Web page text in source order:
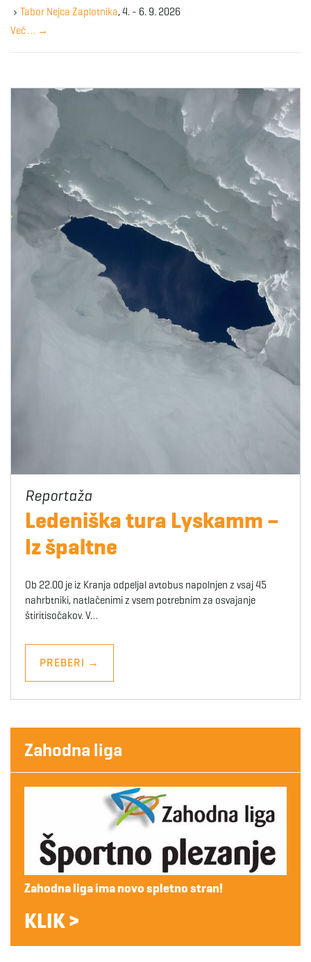
y
w
r
Tabor Nejca Zaplotnika, 4. - 6. 9. 2026
Več … →
Ledeniška tura Lyskamm –
Iz špaltne
Ob 22.00 je iz Kranja odpeljal avtobus napolnjen z vsaj 45
nahrbtniki, natlačenimi z vsem potrebnim za osvajanje
štiritisočakov. V…
PREBERI →
Zahodna liga
Zahodna liga ima novo spletno stran!
KLIK >